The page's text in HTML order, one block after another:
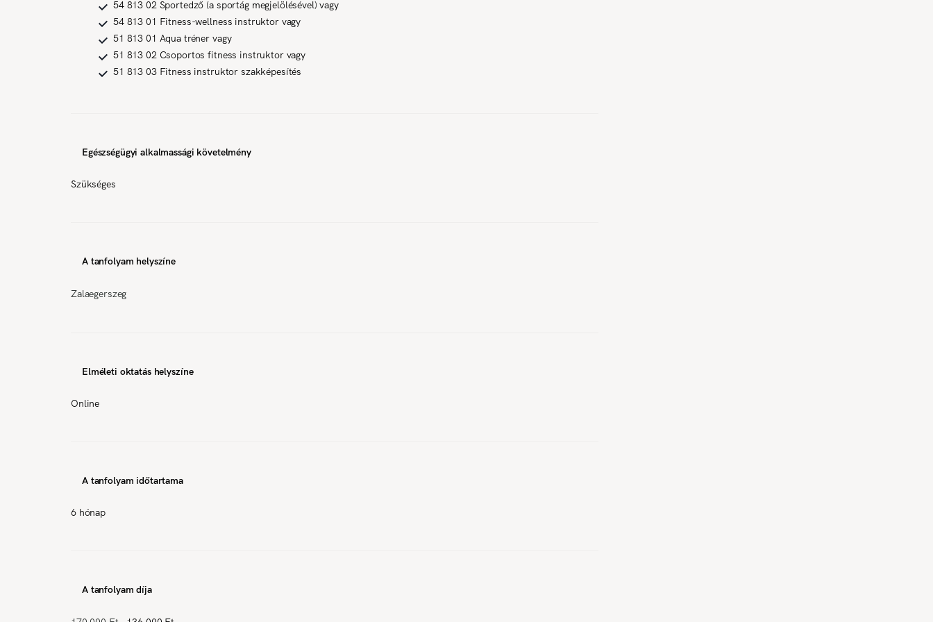
54 813 02 Sportedző (a sportág megjelölésével) vagy
54 813 01 Fitness-wellness instruktor vagy
51 813 01 Aqua tréner vagy
51 813 02 Csoportos fitness instruktor vagy
51 813 03 Fitness instruktor szakképesítés
Egészségügyi alkalmassági követelmény
Szükséges
A tanfolyam helyszíne
Zalaegerszeg
Elméleti oktatás helyszíne
Online
A tanfolyam időtartama
6 hónap
A tanfolyam díja